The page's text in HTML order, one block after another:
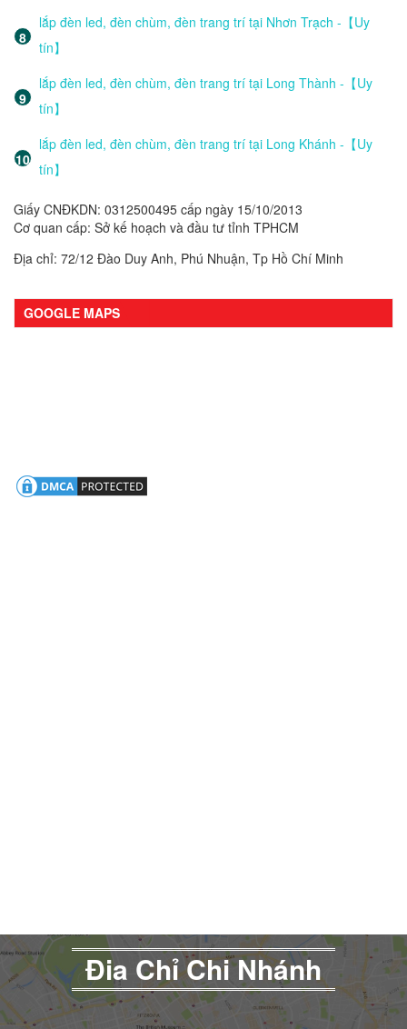
lắp đèn led, đèn chùm, đèn trang trí tại Nhơn Trạch -【Uy
tín】
lắp đèn led, đèn chùm, đèn trang trí tại Long Thành -【Uy
tín】
lắp đèn led, đèn chùm, đèn trang trí tại Long Khánh -【Uy
tín】
Giấy CNĐKDN: 0312500495 cấp ngày 15/10/2013
Cơ quan cấp: Sở kế hoạch và đầu tư tỉnh TPHCM
Địa chỉ: 72/12 Đào Duy Anh, Phú Nhuận, Tp Hồ Chí Minh
GOOGLE MAPS
Đia Chỉ Chi Nhánh